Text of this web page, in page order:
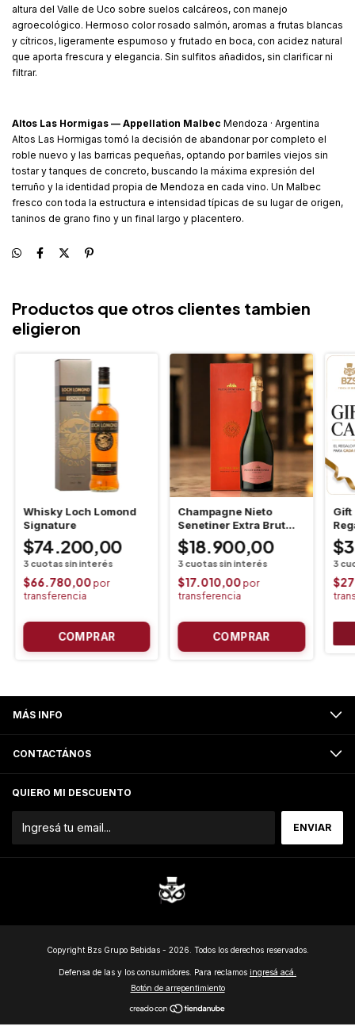
altura del Valle de Uco sobre suelos calcáreos, con manejo
agroecológico. Hermoso color rosado salmón, aromas a frutas blancas
y cítricos, ligeramente espumoso y frutado en boca, con acidez natural
que aporta frescura y elegancia. Sin sulfitos añadidos, sin clarificar ni
filtrar.
Altos Las Hormigas — Appellation Malbec Mendoza · Argentina
Altos Las Hormigas tomó la decisión de abandonar por completo el
roble nuevo y las barricas pequeñas, optando por barriles viejos sin
tostar y tanques de concreto, buscando la máxima expresión del
terruño y la identidad propia de Mendoza en cada vino. Un Malbec
fresco con toda la estructura e intensidad típicas de su lugar de origen,
taninos de grano fino y un final largo y placentero.
Productos que otros clientes tambien
eligieron
Whisky Loch Lomond
Signature
$74.200,00
$66.780,00
Champagne Nieto
Senetiner Extra Brut
Estuche
$18.900,00
$17.010,00
Gift
MÁS INFO
CONTACTÁNOS
QUIERO MI DESCUENTO
Copyright Bzs Grupo Bebidas - 2026. Todos los derechos reservados.
Defensa de las y los consumidores. Para reclamos ingresá acá.
Botón de arrepentimiento